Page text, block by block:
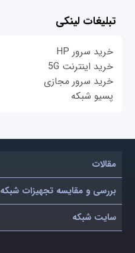
تبلیغات لینکی
خرید سرور HP
خرید اینترنت 5G
خرید سرور مجازی
پسیو شبکه
مقالات
بررسی و مقایسه تجهیزات شبکه
سایت شبکه